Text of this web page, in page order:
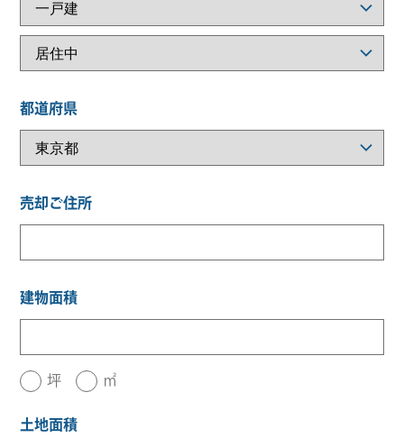
都道府県
売却ご住所
建物面積
坪 ㎡
土地面積